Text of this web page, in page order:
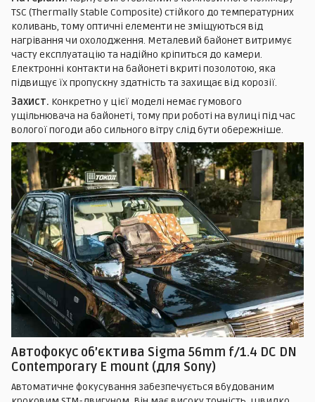
TSC (Thermally Stable Composite) стійкого до температурних
коливань, тому оптичні елементи не зміщуються від
нагрівання чи охолодження. Металевий байонет витримує
часту експлуатацію та надійно кріпиться до камери.
Електронні контакти на байонеті вкриті позолотою, яка
підвищує їх пропускну здатність та захищає від корозії.
Захист. Конкретно у цієї моделі немає гумового
ущільнювача на байонеті, тому при роботі на вулиці під час
вологої погоди або сильного вітру слід бути обережніше.
Автофокус об’єктива Sigma 56mm f/1.4 DC DN
Contemporary E mount (для Sony)
Автоматичне фокусування забезпечується вбудованим